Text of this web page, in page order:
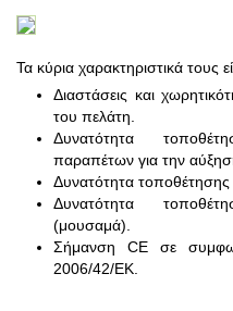
Τα κύρια χαρακτηριστικά τους
Διαστάσεις και
του πελάτη.
Δυνατότητα
παραπέτων για την
Δυνατότητα
Δυνατότητα
(μουσαμά).
Σήμανση CE σε
2006/42/ΕΚ.